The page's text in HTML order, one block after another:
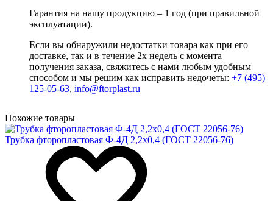
Гарантия на нашу продукцию – 1 год (при правильной
эксплуатации).
Если вы обнаружили недостатки товара как при его
доставке, так и в течение 2х недель с момента
получения заказа, свяжитесь с нами любым удобным
способом и мы решим как исправить недочеты: +7 (495)
125-05-63, info@ftorplast.ru
Похожие товары
Трубка фторопластовая Ф-4Д 2,2х0,4 (ГОСТ 22056-76)